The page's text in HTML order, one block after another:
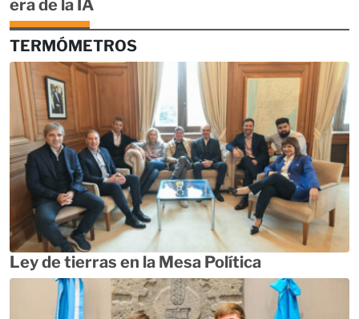
era de la IA
TERMÓMETROS
Ley de tierras en la Mesa Política